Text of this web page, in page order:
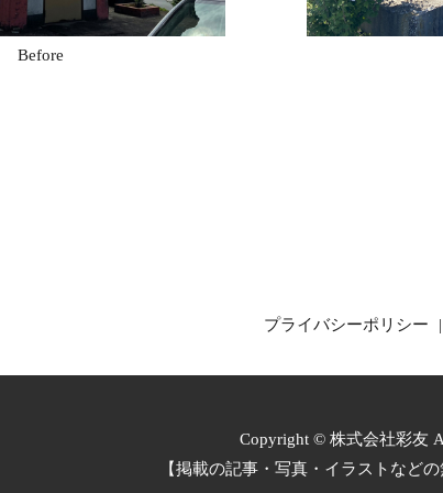
Before
プライバシーポリシー
Copyright © 株式会社彩友
【掲載の記事・写真・イラストなど